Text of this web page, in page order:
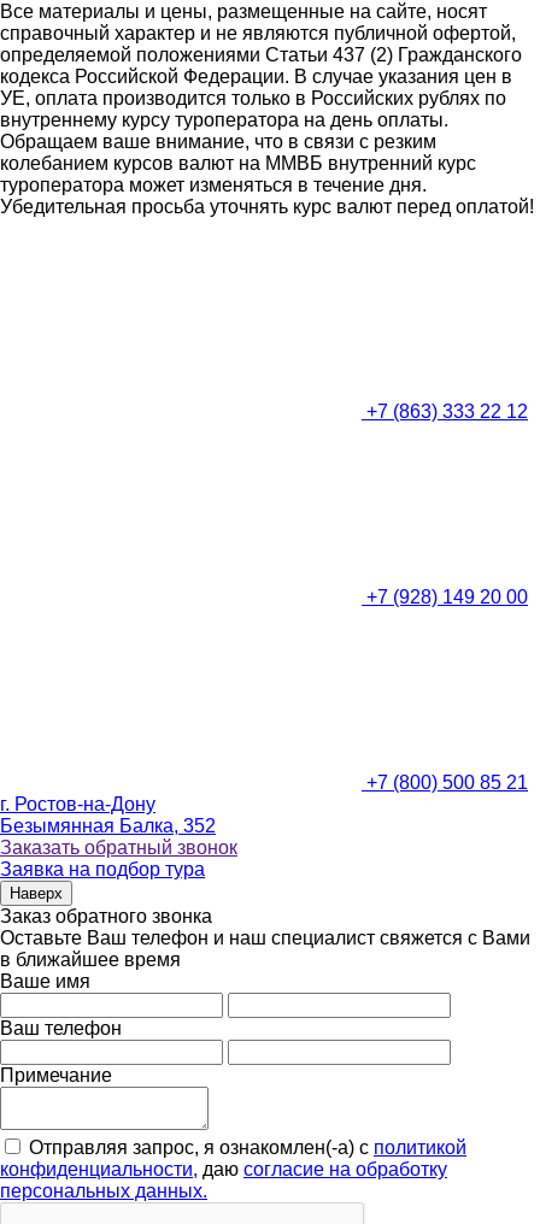
Все материалы и цены, размещенные на сайте, носят
справочный характер и не являются публичной офертой,
определяемой положениями Статьи 437 (2) Гражданского
кодекса Российской Федерации. В случае указания цен в
УЕ, оплата производится только в Российских рублях по
внутреннему курсу туроператора на день оплаты.
Обращаем ваше внимание, что в связи с резким
колебанием курсов валют на ММВБ внутренний курс
туроператора может изменяться в течение дня.
Убедительная просьба уточнять курс валют перед оплатой!
+7 (863) 333 22 12
+7 (928) 149 20 00
+7 (800) 500 85 21
г. Ростов-на-Дону
Безымянная Балка, 352
Заказать обратный звонок
Заявка на подбор тура
Наверх
Заказ обратного звонка
Оставьте Ваш телефон и наш специалист свяжется с Вами
в ближайшее время
Ваше имя
Ваш телефон
Примечание
Отправляя запрос, я ознакомлен(-а) с политикой
конфиденциальности, даю согласие на обработку
персональных данных.